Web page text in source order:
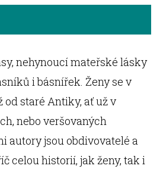
nehynoucí mateřské lásky
i básnířek. Ženy se v
od staré Antiky, ať už v
nebo veršovaných
autory jsou obdivovatelé a
celou historií, jak ženy, tak i